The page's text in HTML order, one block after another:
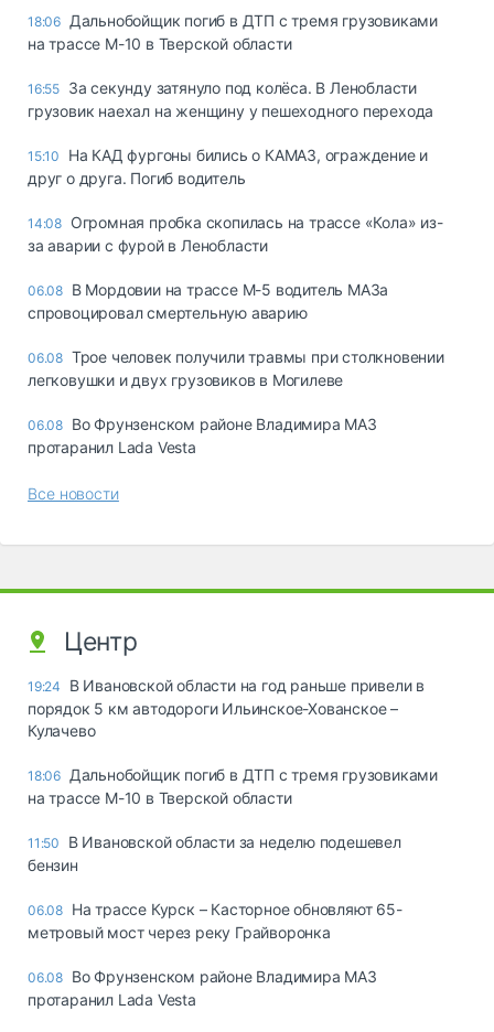
18:06 Дальнобойщик погиб в ДТП с тремя грузовиками
на трассе М-10 в Тверской области
16:55 За секунду затянуло под колёса. В Ленобласти
грузовик наехал на женщину у пешеходного перехода
15:10
На КАД фургоны бились о КАМАЗ, ограждение и
друг о друга. Погиб водитель
14:08 Огромная пробка скопилась на трассе «Кола» из-
за аварии с фурой в Ленобласти
06.08 В Мордовии на трассе М-5 водитель МАЗа
спровоцировал смертельную аварию
06.08 Трое человек получили травмы при столкновении
легковушки и двух грузовиков в Могилеве
06.08 Во Фрунзенском районе Владимира МАЗ
протаранил Lada Vesta
Все новости
Центр
19:24
В Ивановской области на год раньше привели в
порядок 5 км автодороги Ильинское-Хованское –
Кулачево
18:06 Дальнобойщик погиб в ДТП с тремя грузовиками
на трассе М-10 в Тверской области
11:50
В Ивановской области за неделю подешевел
бензин
06.08 На трассе Курск – Касторное обновляют 65-
метровый мост через реку Грайворонка
06.08 Во Фрунзенском районе Владимира МАЗ
протаранил Lada Vesta